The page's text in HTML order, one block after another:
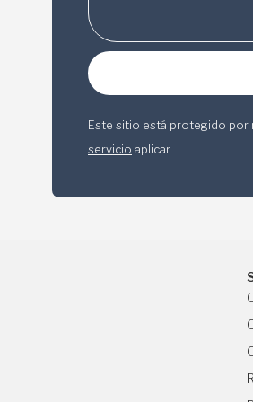
Este sitio está protegido por
servicio aplicar.